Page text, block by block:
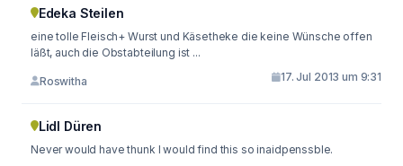
Edeka Steilen
eine tolle Fleisch+ Wurst und Käsetheke die keine Wünsche offen
läßt, auch die Obstabteilung ist ...
Roswitha 17. Jul 2013 um 9:31
Lidl Düren
Never would have thunk I would find this so inaidpenssble.